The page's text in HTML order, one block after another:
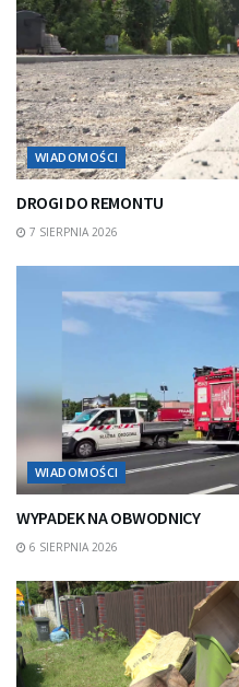
WIADOMOŚCI
DROGI DO REMONTU
7 SIERPNIA 2026
WIADOMOŚCI
WYPADEK NA OBWODNICY
6 SIERPNIA 2026